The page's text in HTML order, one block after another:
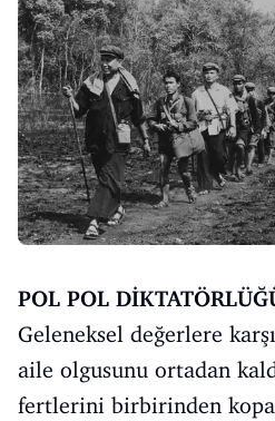
POL POL
Geleneksel değerlere
aile olgusunu ortadan
fertlerini birbirinden